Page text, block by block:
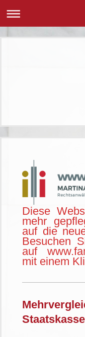
Diese
mehr
auf die
Besuchen
auf
mit einem
Staatskasse